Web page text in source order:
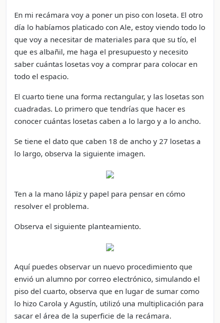
En mi recámara voy a poner un piso con loseta. El otro
día lo habíamos platicado con Ale, estoy viendo todo lo
que voy a necesitar de materiales para que su tío, el
que es albañil, me haga el presupuesto y necesito
saber cuántas losetas voy a comprar para colocar en
todo el espacio.
El cuarto tiene una forma rectangular, y las losetas son
cuadradas. Lo primero que tendrías que hacer es
conocer cuántas losetas caben a lo largo y a lo ancho.
Se tiene el dato que caben 18 de ancho y 27 losetas a
lo largo, observa la siguiente imagen.
Ten a la mano lápiz y papel para pensar en cómo
resolver el problema.
Observa el siguiente planteamiento.
Aquí puedes observar un nuevo procedimiento que
envió un alumno por correo electrónico, simulando el
piso del cuarto, observa que en lugar de sumar como
lo hizo Carola y Agustín, utilizó una multiplicación para
sacar el área de la superficie de la recámara.